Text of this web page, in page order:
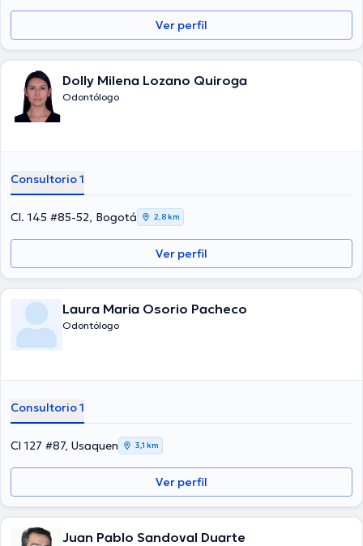
Ver perfil
Dolly Milena Lozano Quiroga
Odontólogo
Consultorio 1
Cl. 145 #85-52, Bogotá 2,8 km
Ver perfil
Laura Maria Osorio Pacheco
Odontólogo
Consultorio 1
Cl 127 #87, Usaquen 3,1 km
Ver perfil
Juan Pablo Sandoval Duarte